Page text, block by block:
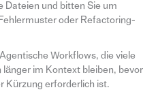
Dateien und bitten Sie um
oder Refactoring-
Workflows, die viele
im Kontext bleiben, bevor
Kürzung erforderlich ist.